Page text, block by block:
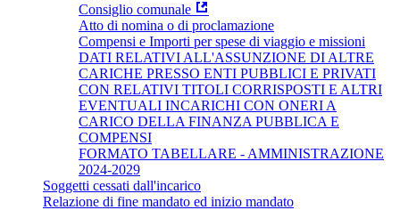
Consiglio comunale
Atto di nomina o di proclamazione
Compensi e Importi per spese di viaggio e missioni
DATI RELATIVI ALL'ASSUNZIONE DI ALTRE
CARICHE PRESSO ENTI PUBBLICI E PRIVATI
CON RELATIVI TITOLI CORRISPOSTI E ALTRI
EVENTUALI INCARICHI CON ONERI A
CARICO DELLA FINANZA PUBBLICA E
COMPENSI
FORMATO TABELLARE - AMMINISTRAZIONE
2024-2029
Soggetti cessati dall'incarico
Relazione di fine mandato ed inizio mandato